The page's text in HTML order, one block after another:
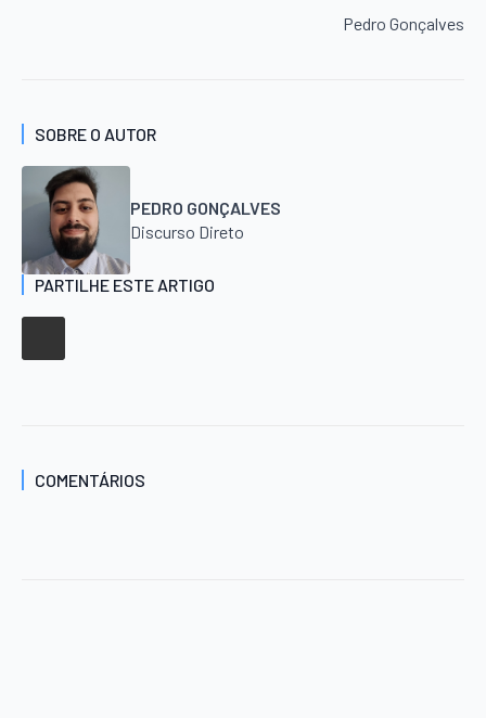
Pedro Gonçalves
SOBRE O AUTOR
PEDRO GONÇALVES
Discurso Direto
PARTILHE ESTE ARTIGO
COMENTÁRIOS